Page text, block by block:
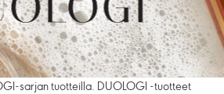
sarjan tuotteilla. DUOLOGI -tuotteet